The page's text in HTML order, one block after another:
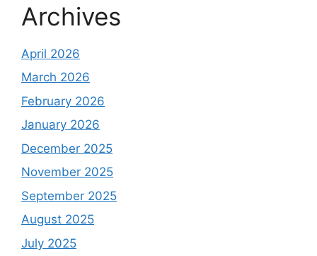
Archives
April 2026
March 2026
February 2026
January 2026
December 2025
November 2025
September 2025
August 2025
July 2025